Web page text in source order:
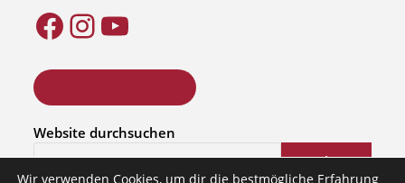
Website durchsuchen
Suchen
Wir verwenden Cookies, um dir die bestmögliche Erfahrung